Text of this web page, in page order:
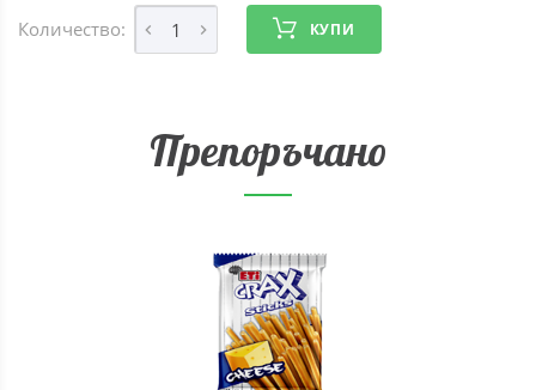
Количество: КУПИ
Препоръчано